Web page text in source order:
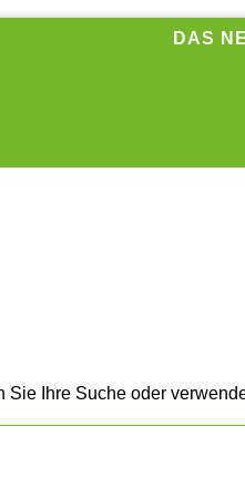
DAS
Ihre Suche oder